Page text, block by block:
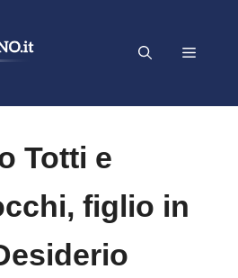
Menu
Totti e
figlio in